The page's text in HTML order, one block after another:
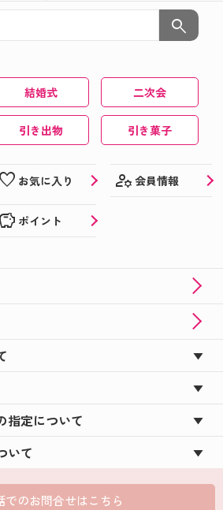
search
結婚式 二次会
引き出物 引き菓子
favorite お気に入り manage_accounts 会員情報
savings ポイント
指定について
いて
でのお問合せはこちら